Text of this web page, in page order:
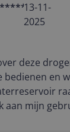
13-11-
2025
deze
bedienen en
aan mijn